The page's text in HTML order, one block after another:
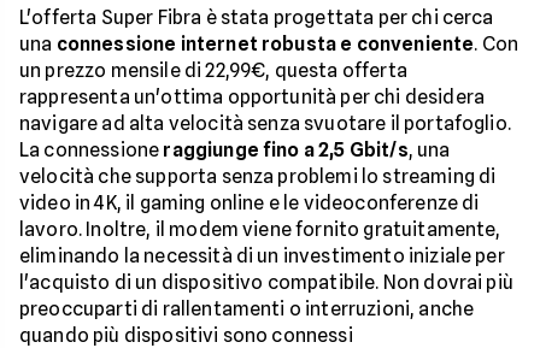
L'offerta Super Fibra è stata progettata per chi cerca
una connessione internet robusta e conveniente. Con
un prezzo mensile di 22,99€, questa offerta
rappresenta un'ottima opportunità per chi desidera
navigare ad alta velocità senza svuotare il portafoglio.
La connessione raggiunge fino a 2,5 Gbit/s, una
velocità che supporta senza problemi lo streaming di
video in 4K, il gaming online e le videoconferenze di
lavoro. Inoltre, il modem viene fornito gratuitamente,
eliminando la necessità di un investimento iniziale per
l'acquisto di un dispositivo compatibile. Non dovrai più
preoccuparti di rallentamenti o interruzioni, anche
quando più dispositivi sono connessi